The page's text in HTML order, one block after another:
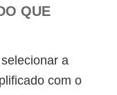
QUE
a
com o